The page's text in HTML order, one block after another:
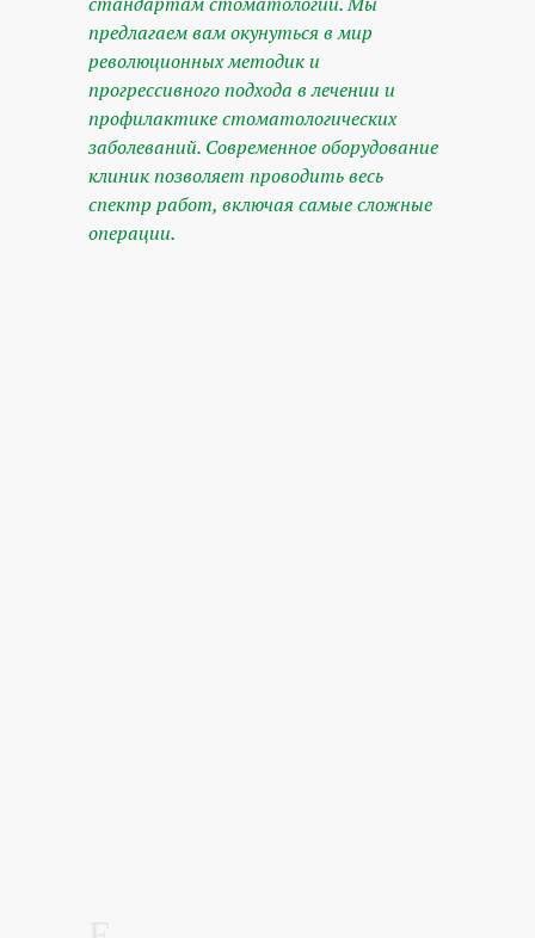
предлагаем вам окунуться в мир
революционных методик и
прогрессивного подхода в лечении и
профилактике стоматологических
заболеваний. Современное оборудование
клиник позволяет проводить весь
спектр работ, включая самые сложные
операции.